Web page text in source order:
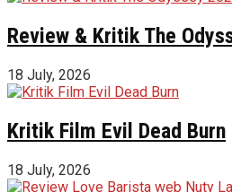
Review & Kritik The
18 July, 2026
Kritik Film Evil Dead Burn
18 July, 2026